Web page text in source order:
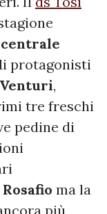
centrale
protagonisti
Venturi,
tre freschi
pedine di
Rosafio ma la
più